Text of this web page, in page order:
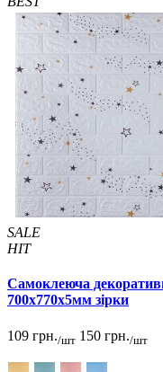
Самоклейка
капучино 700x770x3мм
69 грн. /шт 140 грн. /шт
Купити В закладки
SALE
HIT
Самоклеюча
700x770x5мм зірки
109 грн./шт 150 грн./шт